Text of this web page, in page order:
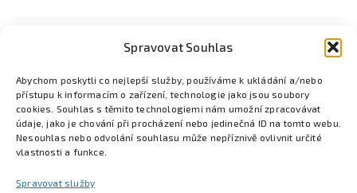
Spravovat Souhlas
Abychom poskytli co nejlepší služby, používáme k ukládání a/nebo
přístupu k informacím o zařízení, technologie jako jsou soubory
cookies. Souhlas s těmito technologiemi nám umožní zpracovávat
údaje, jako je chování při procházení nebo jedinečná ID na tomto webu.
Nesouhlas nebo odvolání souhlasu může nepříznivě ovlivnit určité
vlastnosti a funkce.
Spravovat služby